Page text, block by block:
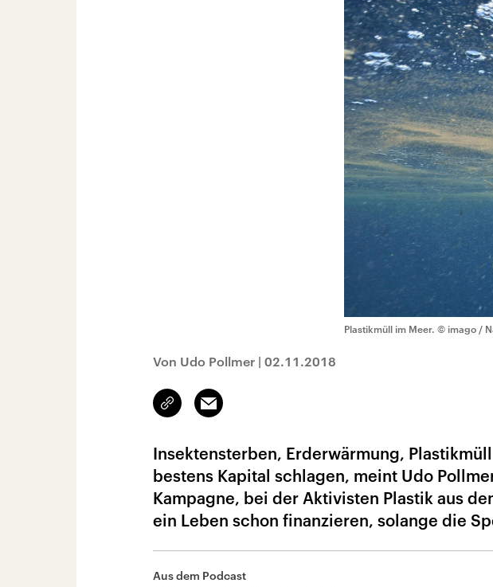
Plastikmüll im Meer. © imago /
Von Udo Pollmer | 02.11.2018
Link
kopieren/teilen
Email
Insektensterben, Erderwärmung,
bestens Kapital schlagen, meint Udo
Kampagne, bei der Aktivisten Plastik aus
ein Leben schon finanzieren, solange die
Aus dem Podcast